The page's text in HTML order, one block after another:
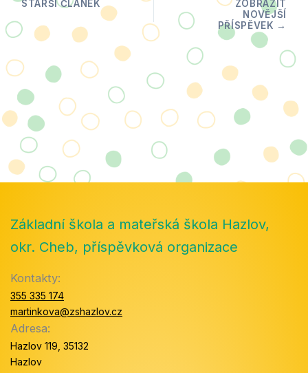
Základní škola a mateřská škola Hazlov,
okr. Cheb, příspěvková organizace
Kontakty:
355 335 174
martinkova@zshazlov.cz
Adresa:
Hazlov 119, 35132
Hazlov